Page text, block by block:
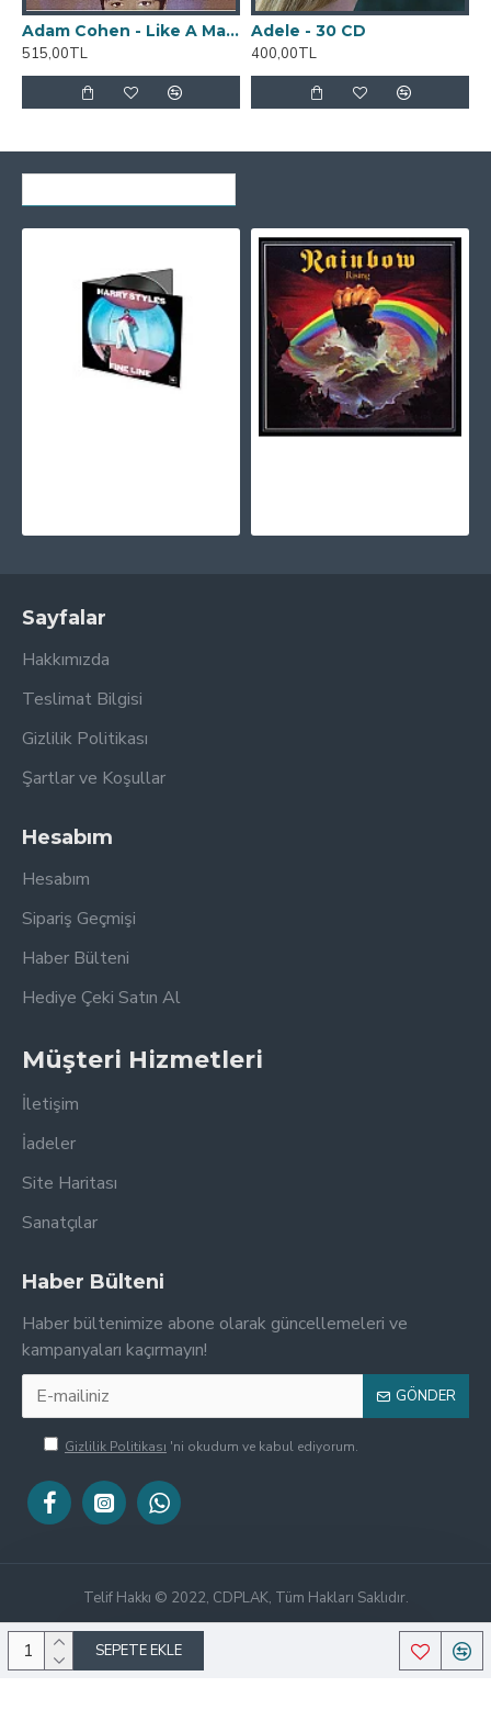
SEPETE EKLE
Adam Cohen - Like A Man CD
515,00TL
Adele - 30 CD
400,00TL
Sayfalar
Hakkımızda
Teslimat Bilgisi
Gizlilik Politikası
Şartlar ve Koşullar
Hesabım
Hesabım
Sipariş Geçmişi
Haber Bülteni
Hediye Çeki Satın Al
Müşteri Hizmetleri
İletişim
İadeler
Site Haritası
Sanatçılar
Haber Bülteni
Haber bültenimize abone olarak güncellemeleri ve
kampanyaları kaçırmayın!
GÖNDER
Gizlilik Politikası 'ni okudum ve kabul ediyorum.
Telif Hakkı © 2022, CDPLAK, Tüm Hakları Saklıdır.